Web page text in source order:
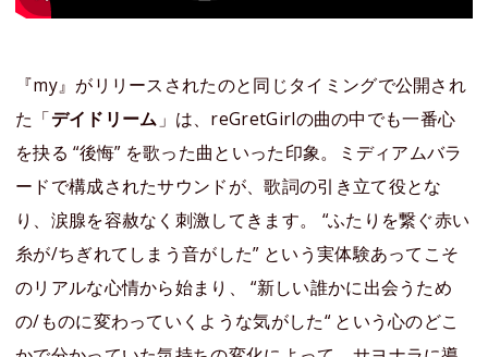
『my』がリリースされたのと同じタイミングで公開され
た「デイドリーム 」は、reGretGirlの曲の中でも一番心
を抉る “後悔” を歌った曲といった印象。ミディアムバラ
ードで構成されたサウンドが、歌詞の引き立て役とな
り、涙腺を容赦なく刺激してきます。 “ふたりを繋ぐ赤い
糸が/ちぎれてしまう音がした” という実体験あってこそ
のリアルな心情から始まり、 “新しい誰かに出会うため
の/ものに変わっていくような気がした“ という心のどこ